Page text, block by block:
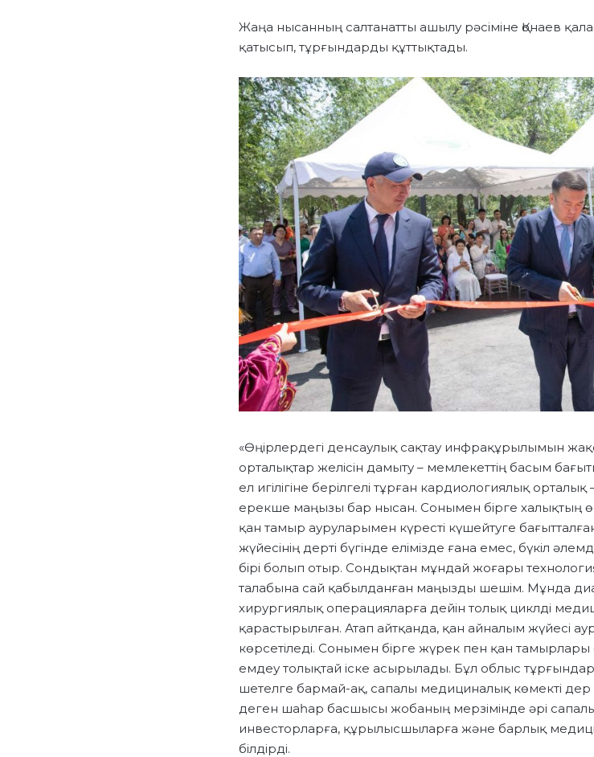
Жаңа нысанның салтанатты ашылу рәсіміне Қонаев
қатысып, тұрғындарды құттықтады.
«Өңірлердегі денсаулық сақтау инфрақұрылымын
орталықтар желісін дамыту – мемлекеттің басым
ел игілігіне берілгелі тұрған кардиологиялық
ерекше маңызы бар нысан. Сонымен бірге халықтың
қан тамыр ауруларымен күресті күшейтуге
жүйесінің дерті бүгінде елімізде ғана емес, бүкіл
бірі болып отыр. Сондықтан мұндай жоғары
талабына сай қабылданған маңызды шешім. Мұнда
хирургиялық операцияларға дейін толық циклді
қарастырылған. Атап айтқанда, қан айналым жүйесі
көрсетіледі. Сонымен бірге жүрек пен қан
емдеу толықтай іске асырылады. Бұл облыс
шетелге бармай-ақ, сапалы медициналық көмекті
деген шаһар басшысы жобаның мерзімінде әрі
инвесторларға, құрылысшыларға және барлық
білдірді.